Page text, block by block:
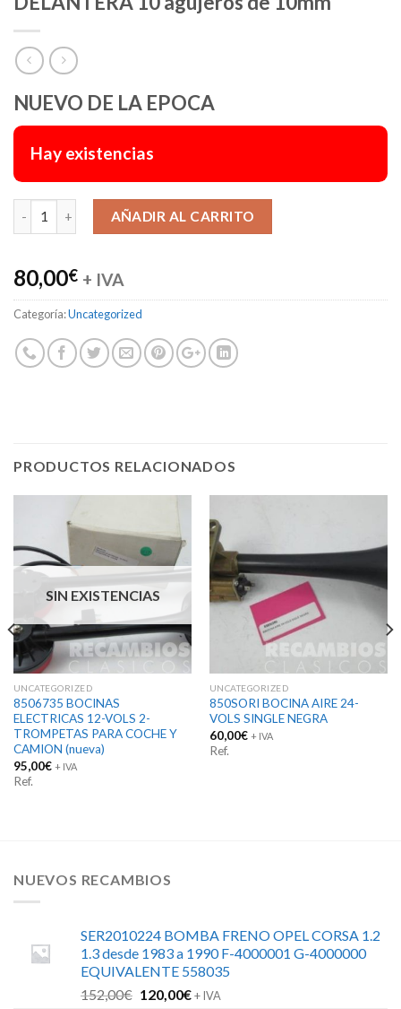
NUEVO DE LA EPOCA
Hay existencias
AÑADIR AL CARRITO
80,00€ + IVA
Categoría:Uncategorized
PRODUCTOS RELACIONADOS
SIN EXISTENCIAS
UNCATEGORIZED
8506735 BOCINAS
ELECTRICAS 12-VOLS 2-
TROMPETAS PARA COCHE Y
CAMION (nueva)
95,00€ + IVA
Ref.
UNCATEGORIZED
850SORI BOCINA AIRE 24-
VOLS SINGLE NEGRA
60,00€ + IVA
Ref.
NUEVOS RECAMBIOS
SER2010224 BOMBA FRENO OPEL CORSA 1.2
1.3 desde 1983 a 1990 F-4000001 G-4000000
EQUIVALENTE 558035
152,00€ El
120,00€El+ IVA